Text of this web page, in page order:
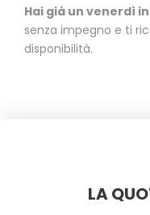
Hai già un venerdì
senza impegno e ti
disponibilità.
LA